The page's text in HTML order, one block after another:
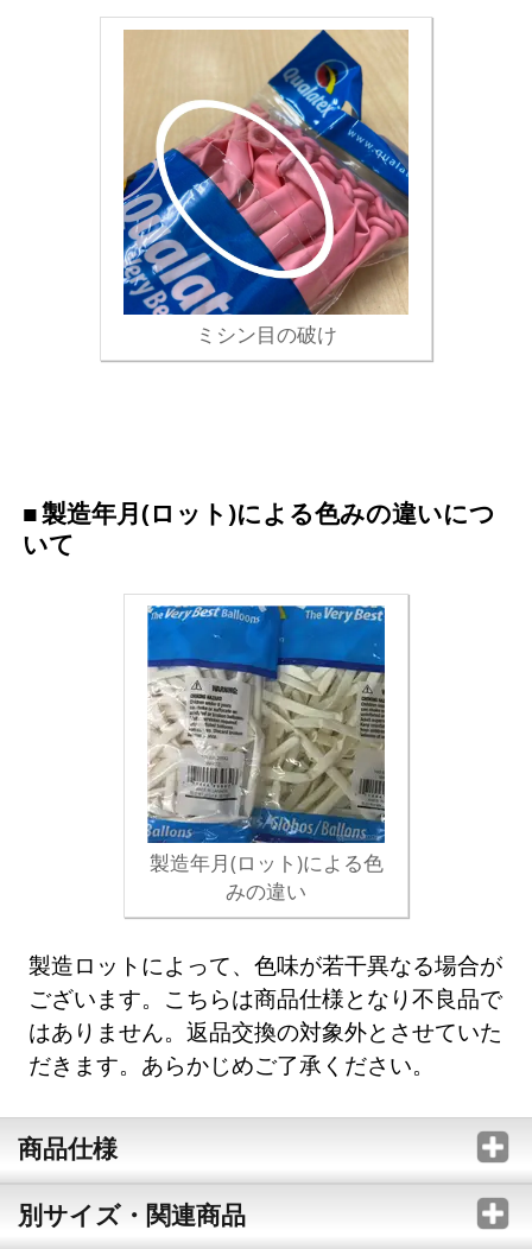
ミシン目の破け
製造年月(ロット)による色みの違いにつ
いて
製造年月(ロット)による色
みの違い
製造ロットによって、色味が若干異なる場合が
ございます。こちらは商品仕様となり不良品で
はありません。返品交換の対象外とさせていた
だきます。あらかじめご了承ください。
商品仕様
別サイズ・関連商品